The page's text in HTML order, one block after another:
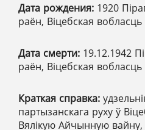
Дата рождения: 1920
раён, Віцебская вобласць
Дата смерти: 19.12.1942
раён, Віцебская вобласць
Краткая справка:
партызанскага руху ў
Вялікую Айчынную вайну,